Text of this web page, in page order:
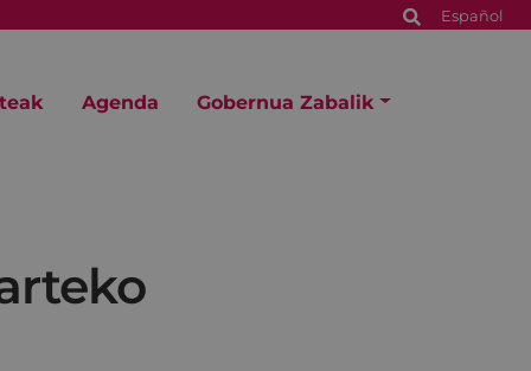
Español
Agenda Gobernua Zabalik